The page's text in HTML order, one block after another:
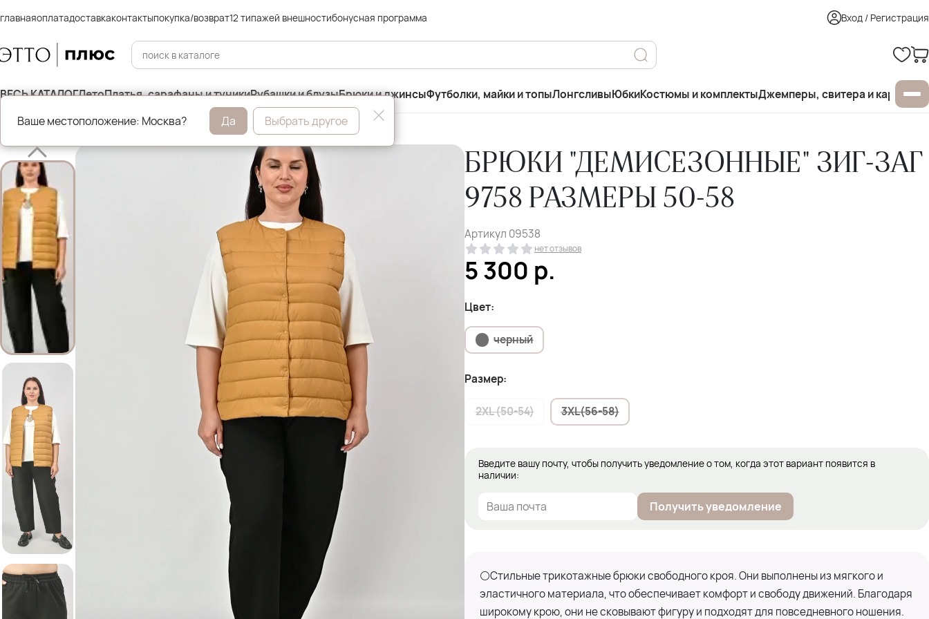
главнаяоплатадоставкаконтактыпокупка/возврат12 типажей внешностибонусная программа Вход / Регистрация
ВЕСЬ КАТАЛОГЛетоПлатья, сарафаны и туникиРубашки и блузыБрюки и джинсыФутболки, майки и топыЛонгсливыЮбкиКостюмы и комплектыДжемперы, свитера и
Главная Брюки и джинсы
БРЮКИ "ДЕМИСЕЗОННЫЕ" ЗИГ-ЗАГ
9758 РАЗМЕРЫ 50-58
Артикул 09538
нет отзывов
5 300 р.
Цвет:
черный
Размер:
2XL (50-54) 3XL(56-58)
Введите вашу почту, чтобы получить уведомление о том, когда этот вариант появится в
наличии:
Получить уведомление
⚪Стильные трикотажные брюки свободного кроя. Они выполнены из мягкого и
эластичного материала, что обеспечивает комфорт и свободу движений. Благодаря
широкому крою, они не сковывают фигуру и подходят для повседневного ношения.
Ваше местоположение: Москва? Да Выбрать другое